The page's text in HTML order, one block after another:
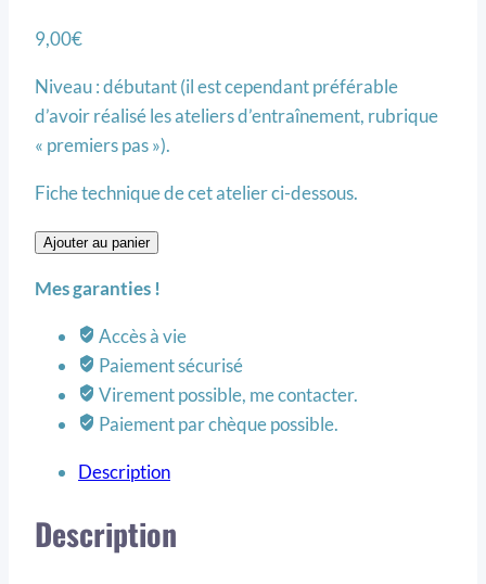
9,00€
Niveau : débutant (il est cependant préférable
d’avoir réalisé les ateliers d’entraînement, rubrique
« premiers pas »).
Fiche technique de cet atelier ci-dessous.
Ajouter au panier
Mes garanties !
Accès à vie
Paiement sécurisé
Virement possible, me contacter.
Paiement par chèque possible.
Description
Description